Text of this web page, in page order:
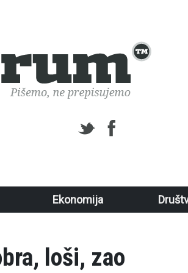
Ekonomija
loši, zao